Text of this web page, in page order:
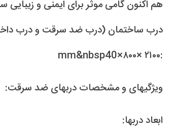
هم اکنون گامی موثر برای ایمنی و
درب ساختمان (درب ضد سرقت و درب
:mm&nbsp40×۸۰۰× ۲۱۰۰
ویژگیهای و مشخصات دربهای ضد سرقت:
ابعاد دربها: